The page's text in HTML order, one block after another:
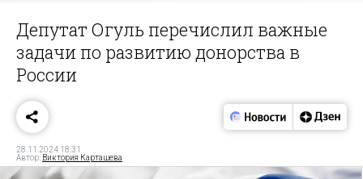
Депутат Огуль перечислил важные
задачи по развитию донорства в
России
28.11.2024 18:31
Автор: Виктория Карташева